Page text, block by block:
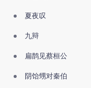
夏夜叹
九辩
扁鹊见蔡桓公
阴饴甥对秦伯